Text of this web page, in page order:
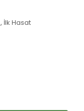
, İlk Hasat